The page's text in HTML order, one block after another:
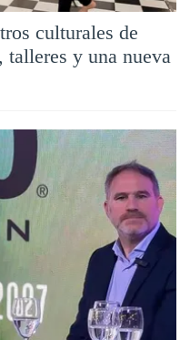
culturales de
talleres y una nueva